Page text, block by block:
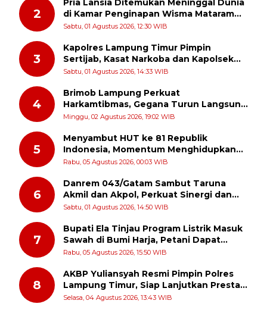
2
Pria Lansia Ditemukan Meninggal Dunia
di Kamar Penginapan Wisma Mataram
Baru
Sabtu, 01 Agustus 2026, 12:30 WIB
3
Kapolres Lampung Timur Pimpin
Sertijab, Kasat Narkoba dan Kapolsek
Sekampung Udik Berganti
Sabtu, 01 Agustus 2026, 14:33 WIB
4
Brimob Lampung Perkuat
Harkamtibmas, Gegana Turun Langsung
Patroli Dialogis ke Pasar dan Rumah
Minggu, 02 Agustus 2026, 19:02 WIB
5
Menyambut HUT ke 81 Republik
Indonesia, Momentum Menghidupkan
Kembali Semangat Juang Para Pahlawan
Rabu, 05 Agustus 2026, 00:03 WIB
6
Danrem 043/Gatam Sambut Taruna
Akmil dan Akpol, Perkuat Sinergi dan
Pengabdian untuk Masyarakat
Sabtu, 01 Agustus 2026, 14:50 WIB
7
Bupati Ela Tinjau Program Listrik Masuk
Sawah di Bumi Harja, Petani Dapat
Subsidi Pemasangan KWH
Rabu, 05 Agustus 2026, 15:50 WIB
8
AKBP Yuliansyah Resmi Pimpin Polres
Lampung Timur, Siap Lanjutkan Prestasi
Gemilang AKBP Heti Patmawati
Selasa, 04 Agustus 2026, 13:43 WIB